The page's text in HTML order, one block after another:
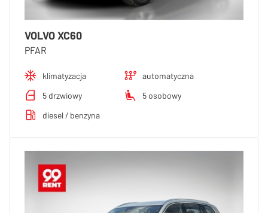
VOLVO XC60
PFAR
klimatyzacja
automatyczna
5 drzwiowy
5 osobowy
diesel / benzyna